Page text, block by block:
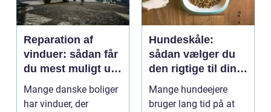
Reparation af
vinduer: sådan får
du mest muligt ud
af dine gamle
rammer
Mange danske boliger
har vinduer, der
Hundeskåle:
sådan vælger du
den rigtige til din
hund
Mange hundeejere
bruger lang tid på at